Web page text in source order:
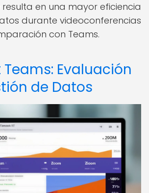
en una mayor eficiencia
durante videoconferencias
con Teams.
Evaluación
de Datos